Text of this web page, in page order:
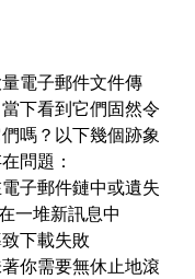
電子郵件文件傳
下看到它們固然令
嗎？以下幾個跡象
問題：
子郵件鏈中或遺失
一堆新訊息中
下載失敗
你需要無休止地滾